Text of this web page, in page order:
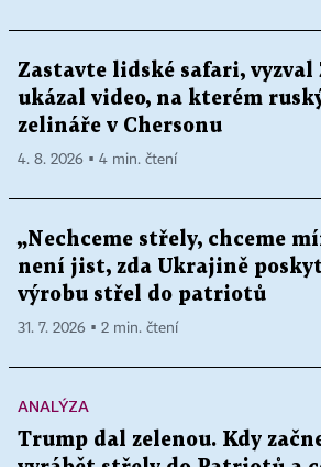
Zastavte lidské safari, vyzval
ukázal video, na kterém
zelináře v Chersonu
4. 8. 2026 ▪ 4 min. čtení
„Nechceme střely, chceme
není jist, zda Ukrajině
výrobu střel do patriotů
31. 7. 2026 ▪ 2 min. čtení
ANALÝZA
Trump dal zelenou. Kdy